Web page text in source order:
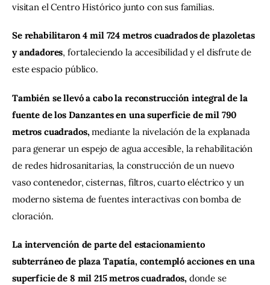
visitan el Centro Histórico junto con sus familias.
Se rehabilitaron 4 mil 724 metros cuadrados de plazoletas
y andadores, fortaleciendo la accesibilidad y el disfrute de
este espacio público.
También se llevó a cabo la reconstrucción integral de la
fuente de los Danzantes en una superficie de mil 790
metros cuadrados, mediante la nivelación de la explanada
para generar un espejo de agua accesible, la rehabilitación
de redes hidrosanitarias, la construcción de un nuevo
vaso contenedor, cisternas, filtros, cuarto eléctrico y un
moderno sistema de fuentes interactivas con bomba de
cloración.
La intervención de parte del estacionamiento
subterráneo de plaza Tapatía, contempló acciones en una
superficie de 8 mil 215 metros cuadrados, donde se